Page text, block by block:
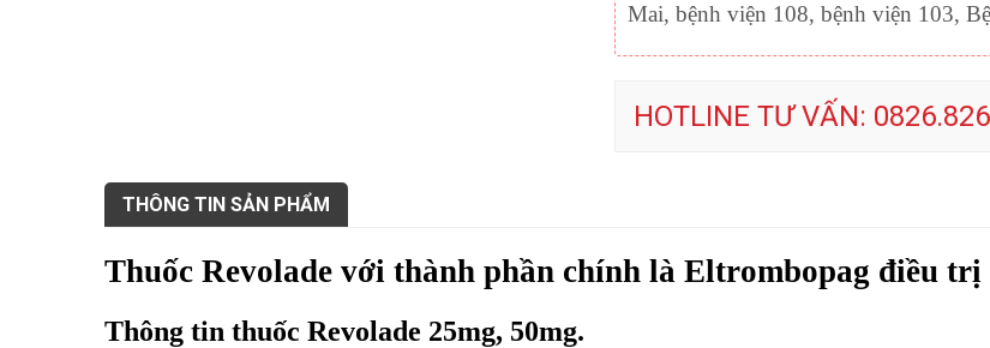
Mai, bệnh viện 108, bệnh viện 103,
HOTLINE TƯ VẤN:
THÔNG TIN SẢN PHẨM
Thuốc Revolade với thành phần chính là Eltrombopag điều
Thông tin thuốc Revolade 25mg, 50mg.